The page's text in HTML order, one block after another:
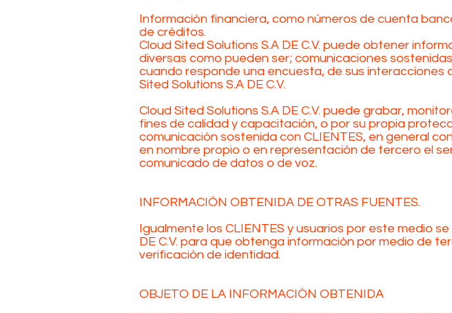
Información financiera, como números de cuenta
de créditos.
Cloud Sited Solutions S.A DE C.V. puede obtener
diversas como pueden ser; comunicaciones
cuando responde una encuesta, de sus interacciones
Sited Solutions S.A DE C.V.
Cloud Sited Solutions S.A DE C.V. puede grabar,
fines de calidad y capacitación, o por su propia
comunicación sostenida con CLIENTES, en general
en nombre propio o en representación de tercero el
comunicado de datos o de voz.
INFORMACIÓN OBTENIDA DE OTRAS FUENTES.
Igualmente los CLIENTES y usuarios por este medio
DE C.V. para que obtenga información por medio de
verificación de identidad.
OBJETO DE LA INFORMACIÓN OBTENIDA